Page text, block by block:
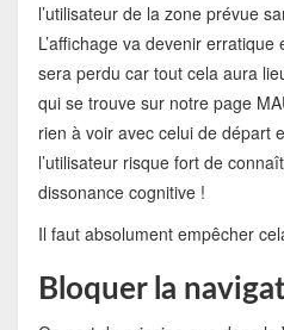
l’utilisateur de la zone prévue
L’affichage va devenir erratique
sera perdu car tout cela aura
qui se trouve sur notre page
rien à voir avec celui de départ
l’utilisateur risque fort de
dissonance cognitive !
Il faut absolument empêcher
Bloquer la